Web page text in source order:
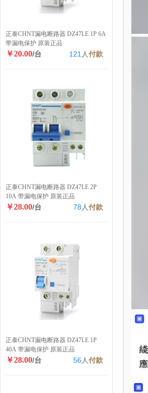
正泰CHNT漏电断路器 DZ47LE 1P 6A
带漏电保护 原装正品
￥20.00/台 121 人付款
正泰CHNT漏电断路器 DZ47LE 2P
10A 带漏电保护 原装正品
￥28.00/台 78 人付款
正泰CHNT漏电断路器 DZ47LE 1P
40A 带漏电保护 原装正品
￥28.00/台 56人付款